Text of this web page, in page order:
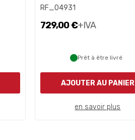
RF_04931
729,00 €+IVA
Prêt à être livré
AJOUTER AU PANIER
en savoir plus